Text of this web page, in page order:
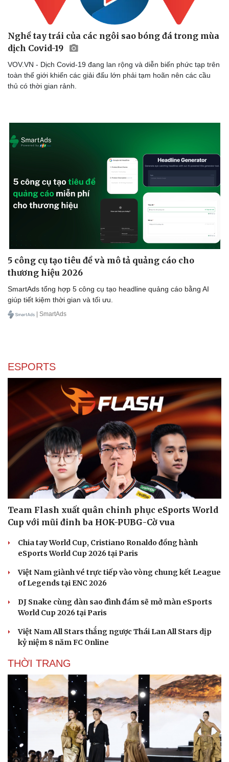
Dinh dưỡng - món ngon
Nhi khoa
Nam khoa
Làm đẹp - giảm cân
Phòng mạch online
Blog
Tình yêu - Gia đình
Văn hóa
Sân khấu - Điện ảnh
Giải trí
Nghệ sĩ
Nghề tay trái của các ngôi sao bóng đá trong mùa
dịch Covid-19
VOV.VN - Dịch Covid-19 đang lan rộng và diễn biến phức tạp trên
toàn thế giới khiến các giải đấu lớn phải tạm hoãn nên các cầu
thủ có thời gian rảnh.
5 công cụ tạo tiêu đề và mô tả quảng cáo cho
thương hiệu 2026
SmartAds tổng hợp 5 công cụ tạo headline quảng cáo bằng AI
giúp tiết kiệm thời gian và tối ưu.
| SmartAds
ESPORTS
Team Flash xuất quân chinh phục eSports World
Cup với mũi đinh ba HOK-PUBG-Cờ vua
Chia tay World Cup, Cristiano Ronaldo đồng hành
eSports World Cup 2026 tại Paris
Việt Nam giành vé trực tiếp vào vòng chung kết League
of Legends tại ENC 2026
DJ Snake cùng dàn sao đình đám sẽ mở màn eSports
World Cup 2026 tại Paris
Việt Nam All Stars thắng ngược Thái Lan All Stars dịp
kỷ niệm 8 năm FC Online
THỜI TRANG